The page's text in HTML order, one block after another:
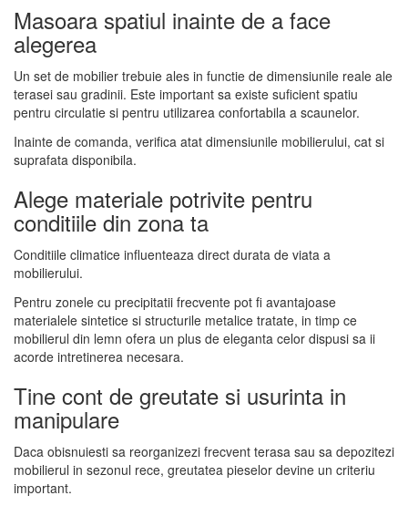
Masoara spatiul inainte de a face
alegerea
Un set de mobilier trebuie ales in functie de dimensiunile reale ale
terasei sau gradinii. Este important sa existe suficient spatiu
pentru circulatie si pentru utilizarea confortabila a scaunelor.
Inainte de comanda, verifica atat dimensiunile mobilierului, cat si
suprafata disponibila.
Alege materiale potrivite pentru
conditiile din zona ta
Conditiile climatice influenteaza direct durata de viata a
mobilierului.
Pentru zonele cu precipitatii frecvente pot fi avantajoase
materialele sintetice si structurile metalice tratate, in timp ce
mobilierul din lemn ofera un plus de eleganta celor dispusi sa ii
acorde intretinerea necesara.
Tine cont de greutate si usurinta in
manipulare
Daca obisnuiesti sa reorganizezi frecvent terasa sau sa depozitezi
mobilierul in sezonul rece, greutatea pieselor devine un criteriu
important.